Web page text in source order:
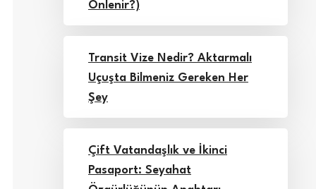
Önlenir?)
Transit Vize Nedir? Aktarmalı
Uçuşta Bilmeniz Gereken Her
Şey
Çift Vatandaşlık ve İkinci
Pasaport: Seyahat